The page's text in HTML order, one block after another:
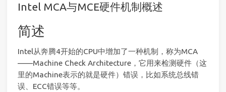
Intel MCA与MCE硬件机制概述
简述
Intel从奔腾4开始的CPU中增加了一种机制，称为MCA
——Machine Check Architecture，它用来检测硬件（这
里的Machine表示的就是硬件）错误，比如系统总线错
误、ECC错误等等。